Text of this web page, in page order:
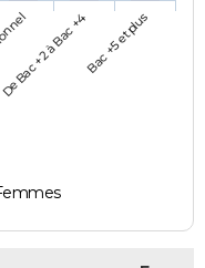
De Bac +2 à Bac +4Bac +5 et plus